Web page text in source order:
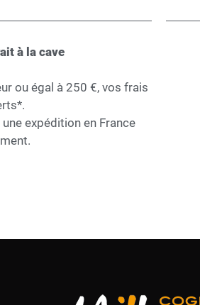
à la cave
ou égal à 250 €, vos frais
expédition en France